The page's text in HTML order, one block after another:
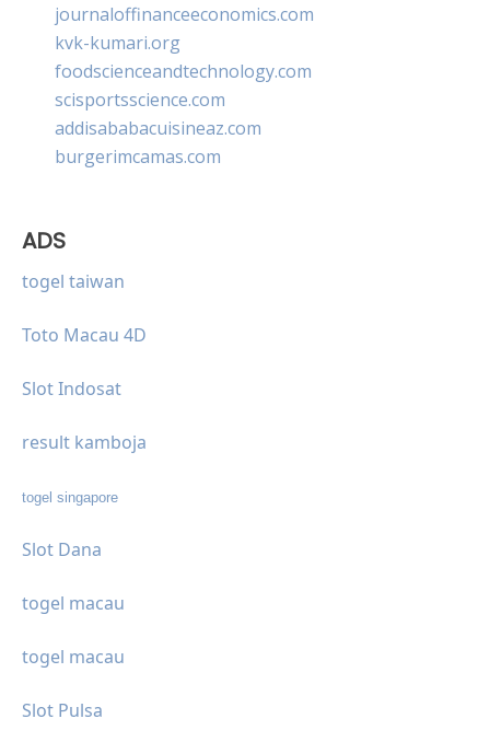
journaloffinanceeconomics.com
kvk-kumari.org
foodscienceandtechnology.com
scisportsscience.com
addisababacuisineaz.com
burgerimcamas.com
ADS
togel taiwan
Toto Macau 4D
Slot Indosat
result kamboja
togel singapore
Slot Dana
togel macau
togel macau
Slot Pulsa